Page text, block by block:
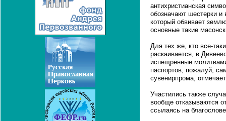
антихристианская
обозначают шестерки и
который обвивает
основные такие
Для тех же, кто все-
раскаивается, в
испещренные
паспортов, пожалуй,
сувенирпрома,
Участились также
вообще отказываются
ссылаясь на